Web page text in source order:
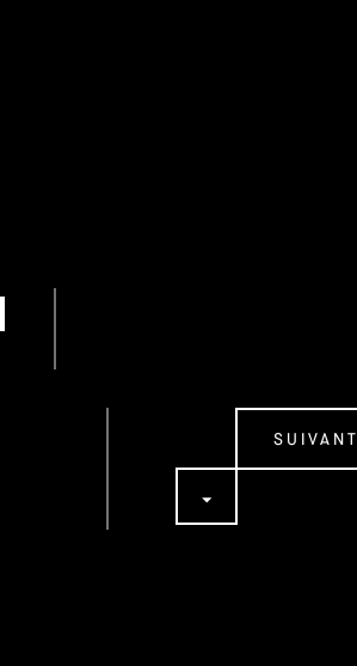
SUIVANT